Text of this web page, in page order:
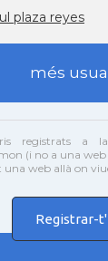
plaza reyes
més
registrats a
(i no a una web
web allà on
Registrar-